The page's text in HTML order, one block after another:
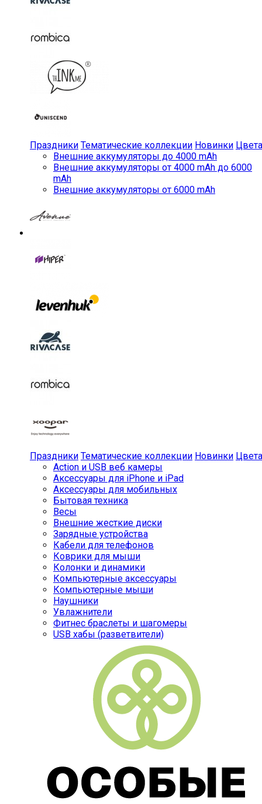
Праздники Тематические коллекции Новинки Цвета
Внешние аккумуляторы до 4000 mAh
Внешние аккумуляторы от 4000 mAh до 6000
mAh
Внешние аккумуляторы от 6000 mAh
Праздники Тематические коллекции Новинки Цвета
Action и USB веб камеры
Аксессуары для iPhone и iPad
Аксессуары для мобильных
Бытовая техника
Весы
Внешние жесткие диски
Зарядные устройства
Кабели для телефонов
Коврики для мыши
Колонки и динамики
Компьютерные аксессуары
Компьютерные мыши
Наушники
Увлажнители
Фитнес браслеты и шагомеры
USB хабы (разветвители)